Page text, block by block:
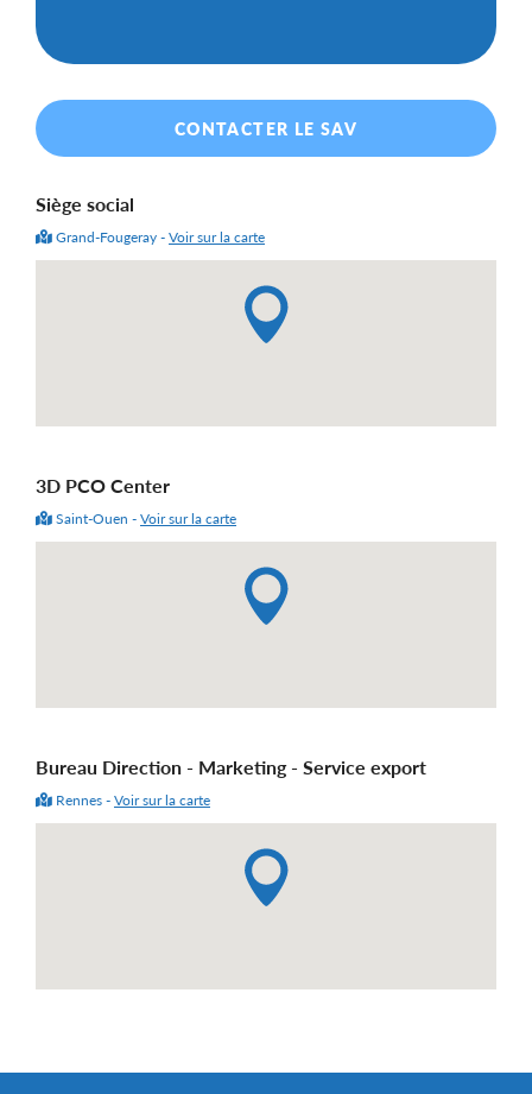
Siège social
Grand-Fougeray -Voir sur la carte
3D PCO Center
Saint-Ouen -Voir sur la carte
Bureau Direction - Marketing - Service export
Rennes -Voir sur la carte
CONTACTER LE SAV